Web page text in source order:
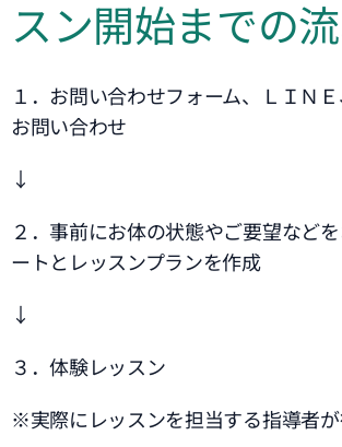
スン開始までの流
１．お問い合わせフォーム、ＬＩＮ
お問い合わせ
↓
２．事前にお体の状態やご要望など
ートとレッスンプランを作成
↓
３．体験レッスン
※実際にレッスンを担当する指導者が